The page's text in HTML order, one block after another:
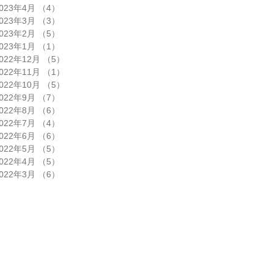
年4月
（4）
年3月
（3）
年2月
（5）
年1月
（1）
年12月
（5）
年11月
（1）
年10月
（5）
年9月
（7）
年8月
（6）
年7月
（4）
年6月
（6）
年5月
（5）
年4月
（5）
年3月
（6）